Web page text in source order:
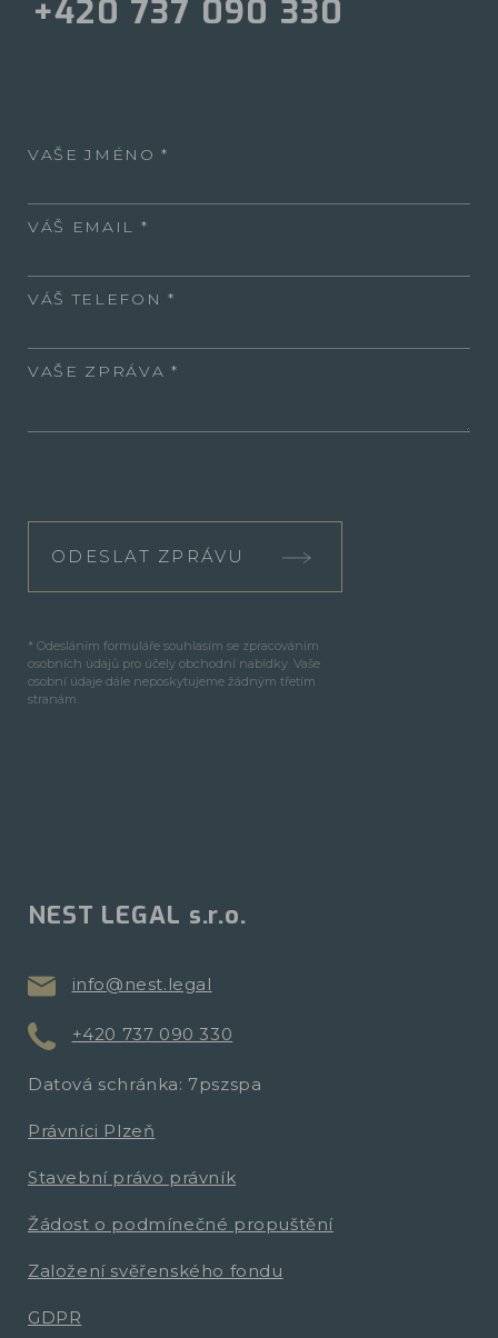
+420 737 090 330
VAŠE JMÉNO
VÁŠ EMAIL
VÁŠ TELEFON
VAŠE ZPRÁVA
ODESLAT ZPRÁVU
* Odesláním formuláře souhlasím se zpracováním
osobních údajů pro účely obchodní nabídky. Vaše
osobní údaje dále neposkytujeme žádným třetím
stranám.
NEST LEGAL s.r.o.
info@nest.legal
+420 737 090 330
Datová schránka: 7pszspa
Právníci Plzeň
Stavební právo právník
Žádost o podmínečné propuštění
Založení svěřenského fondu
GDPR